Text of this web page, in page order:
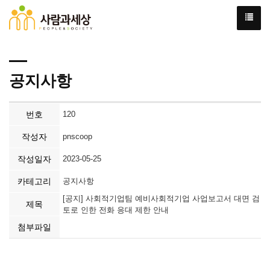
공지사항
번호 120
작성자 pnscoop
작성일자 2023-05-25
카테고리 공지사항
제목
[공지] 사회적기업팀 예비사회적기업 사업보고서 대면 검
토로 인한 전화 응대 제한 안내
첨부파일